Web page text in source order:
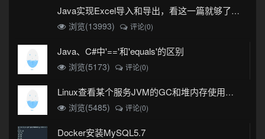
Java实现Excel导入和导出，看这一篇就够了(珍藏版)
浏览(13993)
评论(0)
Java、C#中'=='和'equals'的区别
浏览(5173) 评论(0)
Linux查看某个服务JVM的GC和堆内存使用情况
浏览(5485)
评论(0)
Docker安装MySQL5.7